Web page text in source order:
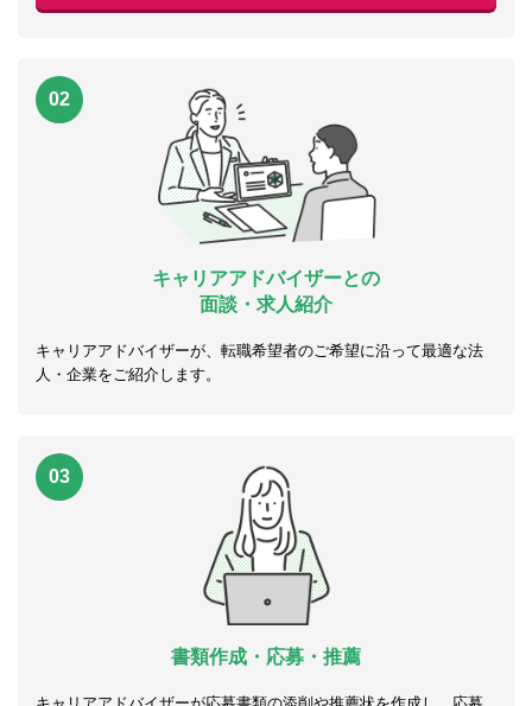
02
キャリアアドバイザーとの
面談・求人紹介
キャリアアドバイザーが、転職希望者のご希望に沿って最適な法
人・企業をご紹介します。
03
書類作成・応募・推薦